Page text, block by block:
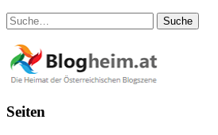
Suche
Seiten